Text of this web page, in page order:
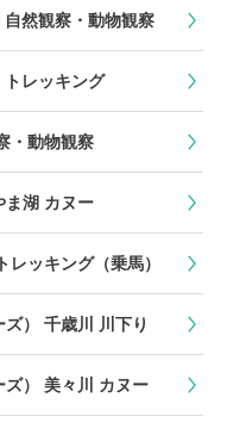
然観察・動物観察
レッキング
・動物観察
ま湖 カヌー
ッキング（乗馬）
） 千歳川 川下り
） 美々川 カヌー